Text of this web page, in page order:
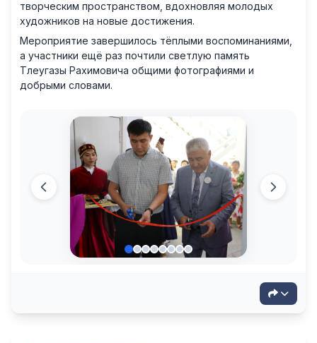
творческим пространством, вдохновляя молодых
художников на новые достижения.
Мероприятие завершилось тёплыми воспоминаниями,
а участники ещё раз почтили светлую память
Тлеугазы Рахимовича общими фотографиями и
добрыми словами.